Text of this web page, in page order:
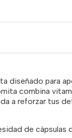
diseñado para
combina
a reforzar tus
de cápsulas